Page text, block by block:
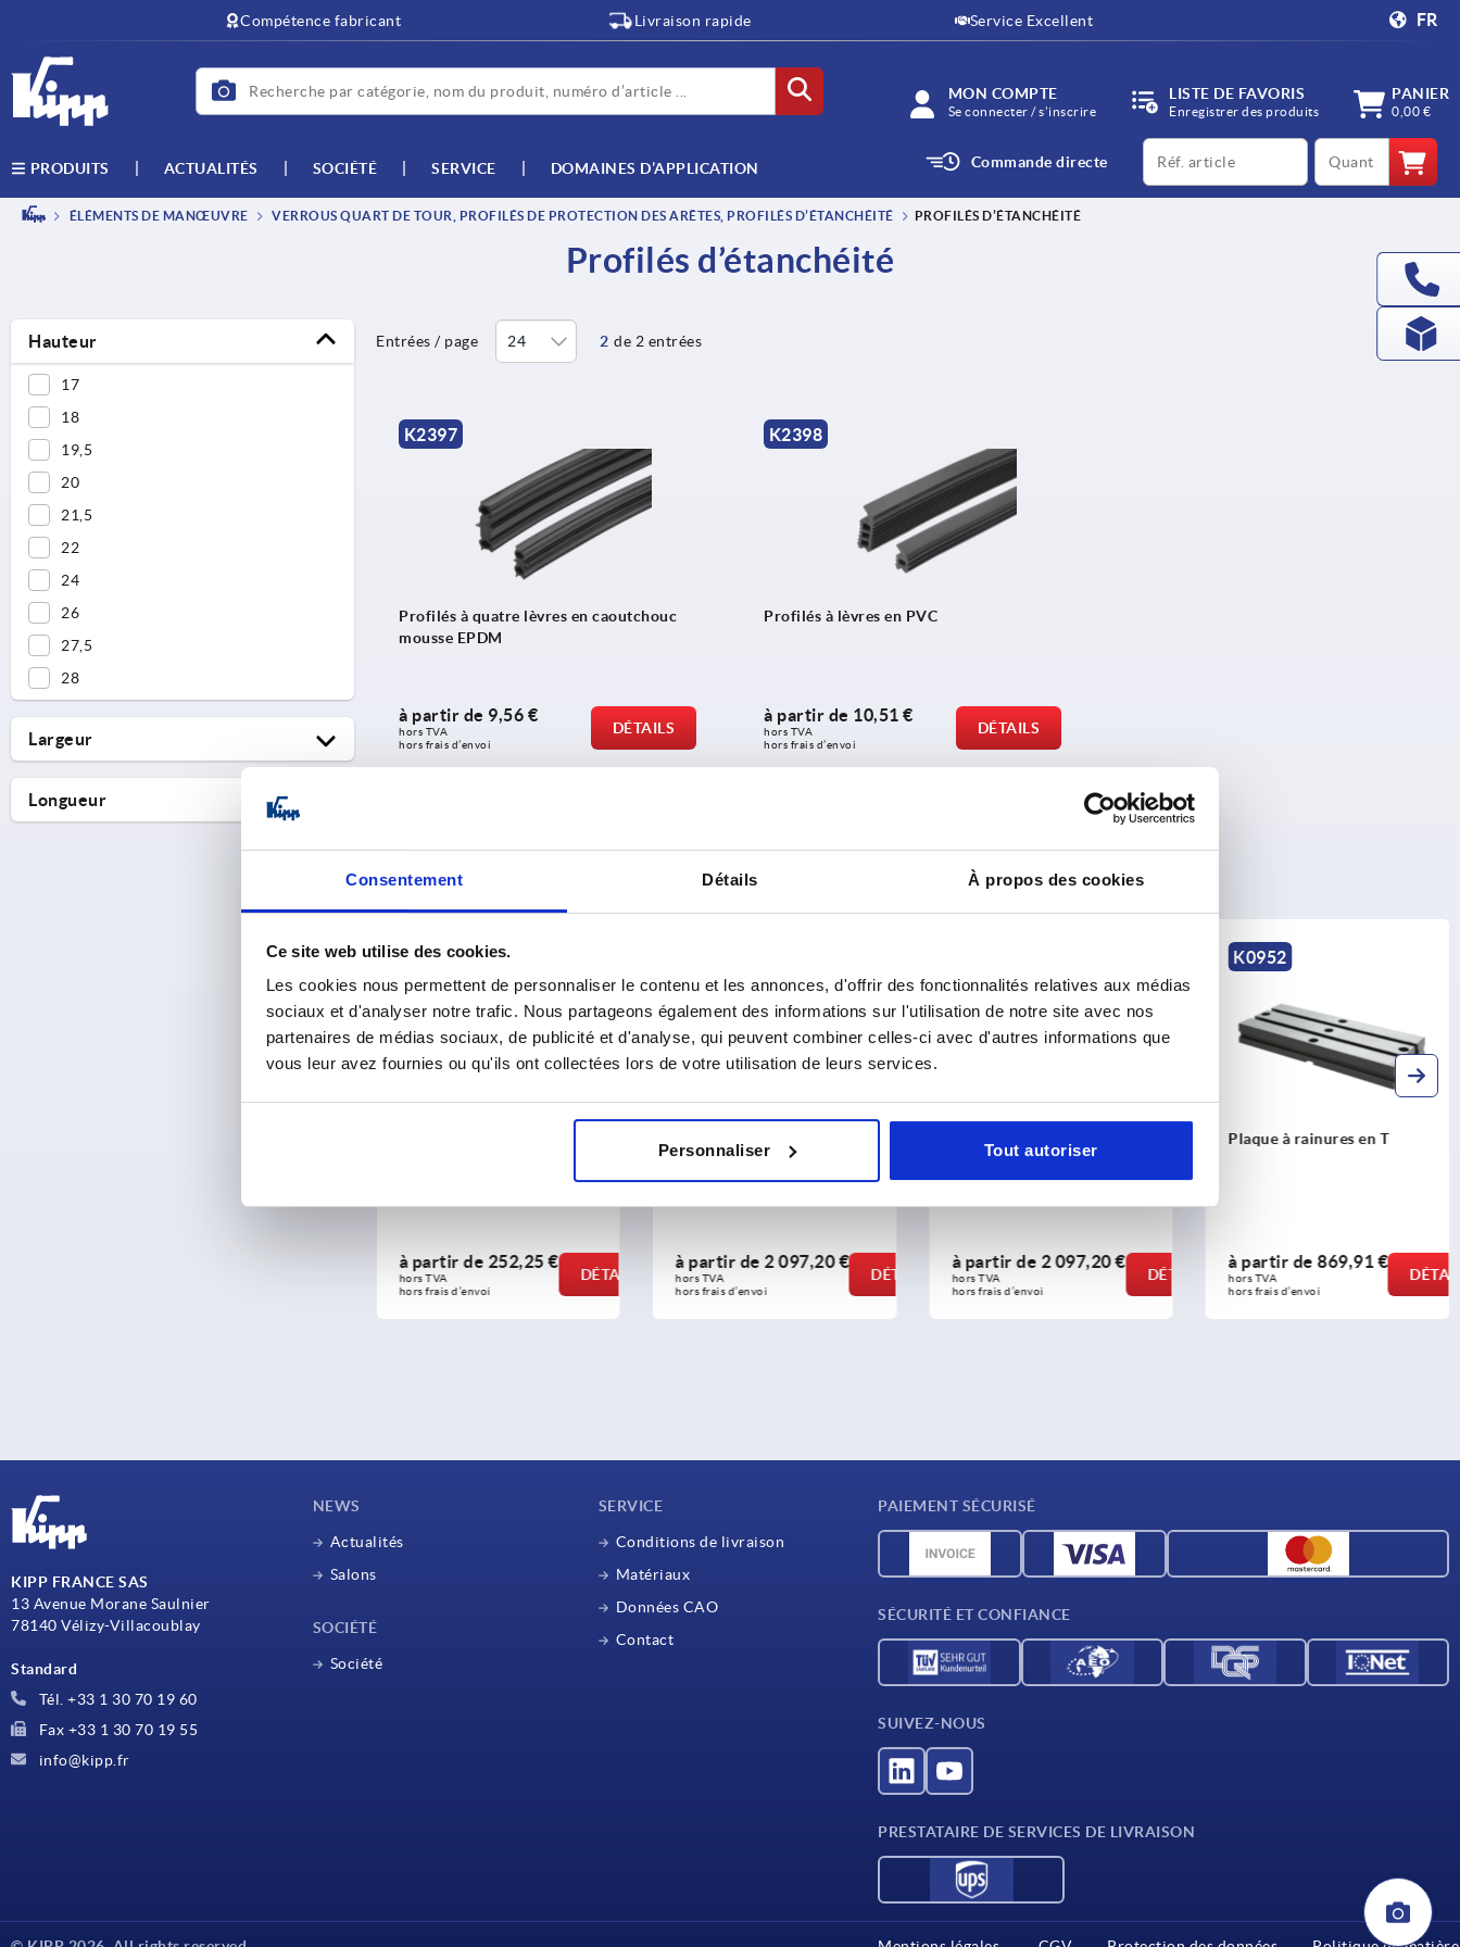
Consentement Détails À propos des cookies
Ce site web utilise des cookies.
Les cookies nous permettent de personnaliser le contenu et les annonces, d'offrir des fonctionnalités relatives aux médias
sociaux et d'analyser notre trafic. Nous partageons également des informations sur l'utilisation de notre site avec nos
partenaires de médias sociaux, de publicité et d'analyse, qui peuvent combiner celles-ci avec d'autres informations que
vous leur avez fournies ou qu'ils ont collectées lors de votre utilisation de leurs services.
Personnaliser Tout autoriser
Compétence fabricant Livraison rapide Service Excellent FR
MON COMPTE
Se connecter / s’inscrire
LISTE DE FAVORIS
Enregistrer des produits
PANIER
0,00 €
PRODUITS ACTUALITÉS SOCIÉTÉ SERVICE DOMAINES D’APPLICATION Commande directe
productCode qty
ÉLÉMENTS DE MANŒUVRE VERROUS QUART DE TOUR, PROFILÉS DE PROTECTION DES ARÊTES, PROFILÉS D’ÉTANCHÉITÉ PROFILÉS D’ÉTANCHÉITÉ
Profilés d’étanchéité
Hauteur
17
18
19,5
20
21,5
22
24
26
27,5
28
Largeur
8,6
11
Longueur
Entrées / page 2 de 2 entrées
K2397
Profilés à quatre lèvres en caoutchouc
mousse EPDM
à partir de 9,56 €
hors TVA
hors frais d’envoi
DÉTAILS
K2398
Profilés à lèvres en PVC
à partir de 10,51 €
hors TVA
hors frais d’envoi
DÉTAILS
Découvrez notre gamme de produits
K0942
à partir de 252,25 €
hors TVA
hors frais d’envoi
DÉTAILS
pour tables à rainures
à partir de 2 097,20 €
hors TVA
hors frais d’envoi
DÉTAILS
pour tables à rainures
à partir de 2 097,20 €
hors TVA
hors frais d’envoi
DÉTAILS
K0952
Plaque à rainures en T
à partir de869,91 €
hors TVA
hors frais d’envoi
KIPP FRANCE SAS
13 Avenue Morane Saulnier
78140 Vélizy-Villacoublay
Standard
Tél. +33 1 30 70 19 60
Fax +33 1 30 70 19 55
info@kipp.fr
NEWS
Actualités
Salons
SOCIÉTÉ
Société
SERVICE
Conditions de livraison
Matériaux
Données CAO
Contact
PAIEMENT SÉCURISÉ
SÉCURITÉ ET CONFIANCE
SUIVEZ-NOUS
PRESTATAIRE DE SERVICES DE LIVRAISON